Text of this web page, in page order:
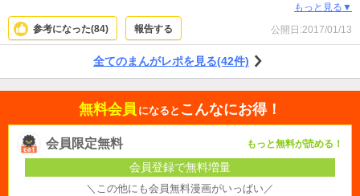
人公の周りの人たちの感情が丁寧に描かれている。 深くて暗いところまで引っ
張っていってくれる。 まだ11巻までしか読めていないのだけれど、ぜひ最後ま
で読んでほしい作品！ラストが気になる！！ タイトルのテンポも好き。
もっと見る▼
参考になった(84) 報告する 公開日:2017/01/13
全てのまんがレポを見る(42件)
無料会員 になると こんなにお得！
会員限定無料 もっと無料が読める！
会員登録で無料増量
＼この他にも会員無料漫画がいっぱい／